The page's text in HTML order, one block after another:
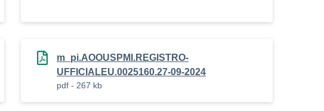
m_pi.AOOUSPMI.REGISTRO-
UFFICIALEU.0025160.27-09-2024
pdf - 267 kb